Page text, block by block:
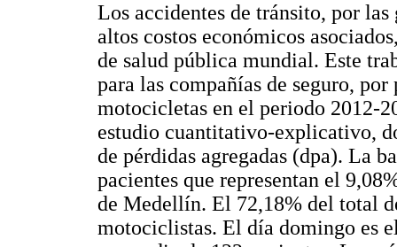
Los accidentes de tránsito, por las
altos costos económicos
de salud pública mundial. Este
para las compañías de seguro, por
motocicletas en el periodo 2012-
estudio cuantitativo-explicativo,
de pérdidas agregadas (dpa). La
pacientes que representan el
de Medellín. El 72,18% del total
motociclistas. El día domingo es